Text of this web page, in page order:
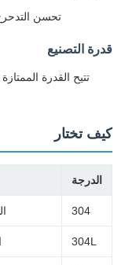
تحسن التدحرج
التصنيع
تتيح القدرة الممتازة
تختار